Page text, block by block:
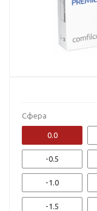
Сфера
0.0
-0.5
-1.0
-1.5